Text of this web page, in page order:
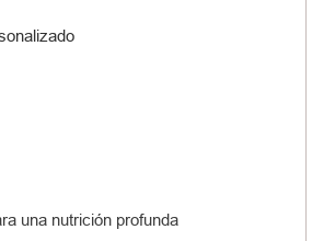
una nutrición profunda